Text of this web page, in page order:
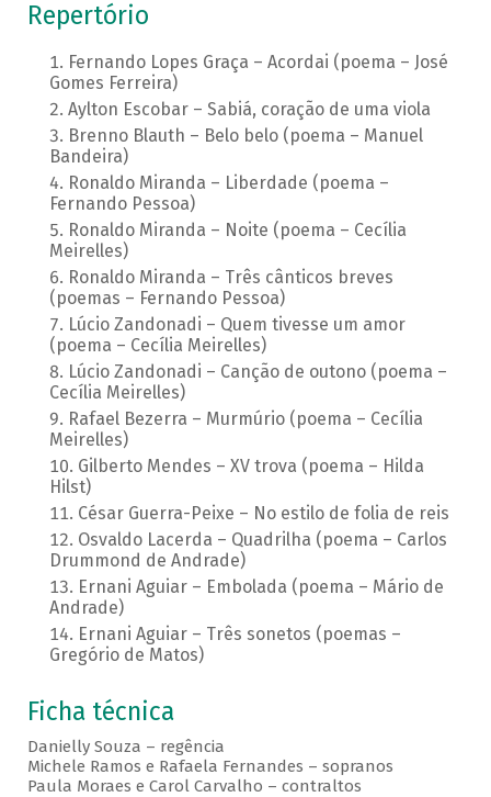
Repertório
Fernando Lopes Graça – Acordai (poema – José
Gomes Ferreira)
Aylton Escobar – Sabiá, coração de uma viola
Brenno Blauth – Belo belo (poema – Manuel
Bandeira)
Ronaldo Miranda – Liberdade (poema –
Fernando Pessoa)
Ronaldo Miranda – Noite (poema – Cecília
Meirelles)
Ronaldo Miranda – Três cânticos breves
(poemas – Fernando Pessoa)
Lúcio Zandonadi – Quem tivesse um amor
(poema – Cecília Meirelles)
Lúcio Zandonadi – Canção de outono (poema –
Cecília Meirelles)
Rafael Bezerra – Murmúrio (poema – Cecília
Meirelles)
Gilberto Mendes – XV trova (poema – Hilda
Hilst)
César Guerra-Peixe – No estilo de folia de reis
Osvaldo Lacerda – Quadrilha (poema – Carlos
Drummond de Andrade)
Ernani Aguiar – Embolada (poema – Mário de
Andrade)
Ernani Aguiar – Três sonetos (poemas –
Gregório de Matos)
Ficha técnica
Danielly Souza – regência
Michele Ramos e Rafaela Fernandes – sopranos
Paula Moraes e Carol Carvalho – contraltos